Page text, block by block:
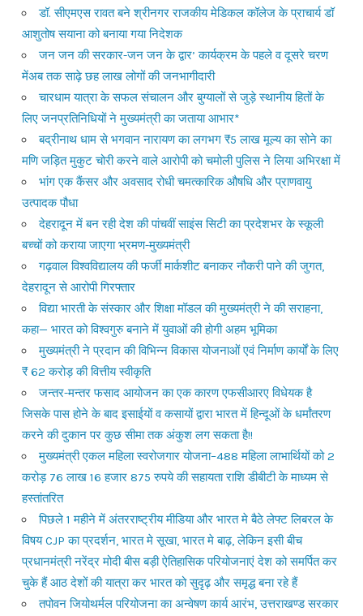
डॉ. सीएमएस रावत बने श्रीनगर राजकीय मेडिकल कॉलेज के प्राचार्य डॉ
आशुतोष सयाना को बनाया गया निदेशक
जन जन की सरकार-जन जन के द्वार’ कार्यक्रम के पहले व दूसरे चरण
मेंअब तक साढ़े छह लाख लोगों की जनभागीदारी
चारधाम यात्रा के सफल संचालन और बुग्यालों से जुड़े स्थानीय हितों के
लिए जनप्रतिनिधियों ने मुख्यमंत्री का जताया आभार*
बद्रीनाथ धाम से भगवान नारायण का लगभग ₹5 लाख मूल्य का सोने का
मणि जड़ित मुकुट चोरी करने वाले आरोपी को चमोली पुलिस ने लिया अभिरक्षा में
भांग एक कैंसर और अवसाद रोधी चमत्कारिक औषधि और प्राणवायु
उत्पादक पौधा
देहरादून में बन रही देश की पांचवीं साइंस सिटी का प्रदेशभर के स्कूली
बच्चों को कराया जाएगा भ्रमण-मुख्यमंत्री
गढ़वाल विश्वविद्यालय की फर्जी मार्कशीट बनाकर नौकरी पाने की जुगत,
देहरादून से आरोपी गिरफ्तार
विद्या भारती के संस्कार और शिक्षा मॉडल की मुख्यमंत्री ने की सराहना,
कहा— भारत को विश्वगुरु बनाने में युवाओं की होगी अहम भूमिका
मुख्यमंत्री ने प्रदान की विभिन्न विकास योजनाओं एवं निर्माण कार्यों के लिए
₹ 62 करोड़ की वित्तीय स्वीकृति
जन्तर-मन्तर फसाद आयोजन का एक कारण एफसीआरए विधेयक है
जिसके पास होने के बाद इसाईयों व कसायों द्वारा भारत में हिन्दूओं के धर्मांतरण
करने की दुकान पर कुछ सीमा तक अंकुश लग सकता है!!
मुख्यमंत्री एकल महिला स्वरोजगार योजना–488 महिला लाभार्थियों को 2
करोड़ 76 लाख 16 हजार 875 रुपये की सहायता राशि डीबीटी के माध्यम से
हस्तांतरित
पिछले 1 महीने में अंतरराष्ट्रीय मीडिया और भारत मे बैठे लेफ्ट लिबरल के
विषय CJP का प्रदर्शन, भारत मे सूखा, भारत मे बाढ़, लेकिन इसी बीच
प्रधानमंत्री नरेंद्र मोदी बीस बड़ी ऐतिहासिक परियोजनाएं देश को समर्पित कर
चुके हैं आठ देशों की यात्रा कर भारत को सुदृढ़ और समृद्ध बना रहे हैं
तपोवन जियोथर्मल परियोजना का अन्वेषण कार्य आरंभ, उत्तराखण्ड सरकार